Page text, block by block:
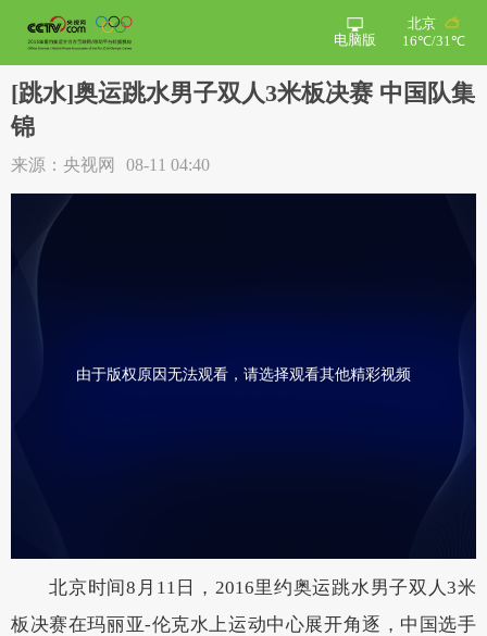
北京
16℃/31℃
电脑版
[跳水]奥运跳水男子双人3米板决赛 中国队集
锦
来源：央视网 08-11 04:40
由于版权原因无法观看，请选择观看其他精彩视频
北京时间8月11日，2016里约奥运跳水男子双人3米
板决赛在玛丽亚-伦克水上运动中心展开角逐，中国选手